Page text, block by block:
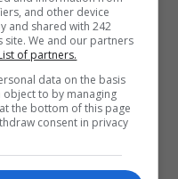
and other device
and shared with 242
site. We and our partners
of partners.
data on the basis
object to by managing
the bottom of this page
consent in privacy